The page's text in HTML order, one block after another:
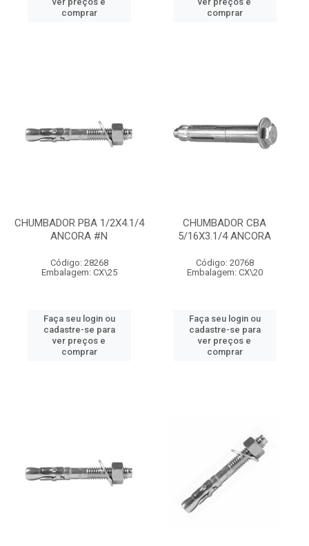
comprar
comprar
CHUMBADOR PBA 1/2X4.1/4
ANCORA #N
Código: 28268
Embalagem: CX\25
Faça seu login ou
cadastre-se para
ver preços e
comprar
CHUMBADOR CBA
5/16X3.1/4 ANCORA
Código: 20768
Embalagem: CX\20
Faça seu login ou
cadastre-se para
ver preços e
comprar